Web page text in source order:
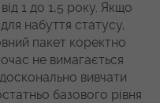
1 до 1,5 року. Якщо
набуття статусу,
пакет коректно
не вимагається
вивчати
базового рівня